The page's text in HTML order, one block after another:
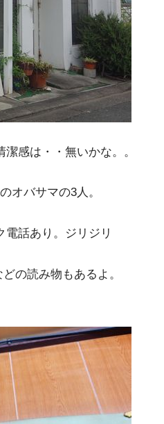
感は・・無いかな。。
オバサマの3人。
話あり。ジリジリ
の読み物もあるよ。